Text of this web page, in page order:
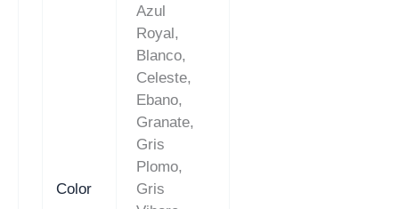
Color
Azul
Royal,
Blanco,
Celeste,
Ebano,
Granate,
Gris
Plomo,
Gris